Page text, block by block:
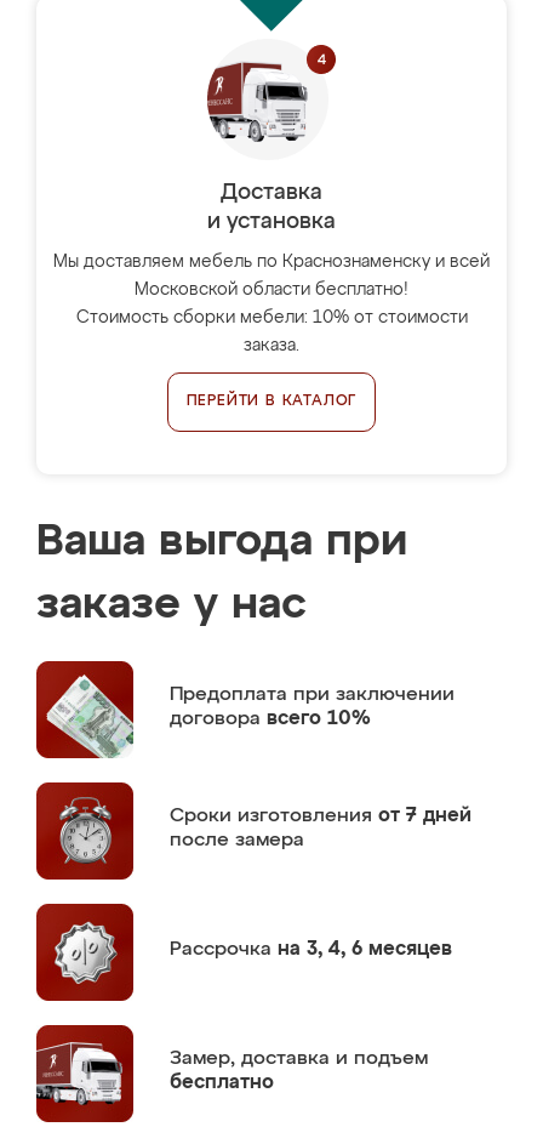
Доставка
и установка
Мы доставляем мебель по Краснознаменску и всей
Московской области бесплатно!
Стоимость сборки мебели: 10% от стоимости
заказа.
ПЕРЕЙТИ В КАТАЛОГ
Ваша выгода при
заказе у нас
Предоплата при заключении
договора всего 10%
Сроки изготовления от 7 дней
после замера
Рассрочка на 3, 4, 6 месяцев
Замер, доставка и подъем
бесплатно